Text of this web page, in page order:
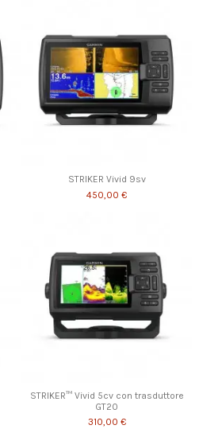
STRIKER Vivid 9sv
450,00 €
STRIKER™ Vivid 5cv con trasduttore
GT20
310,00 €